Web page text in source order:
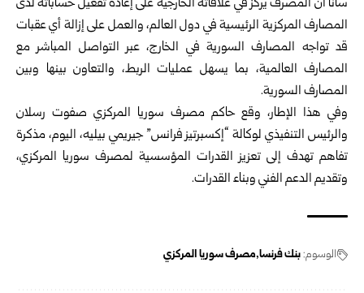
‏سانا أن المصرف يركز في علاقاته الخارجية على إعادة تفعيل حساباته لدى
‏المصارف المركزية الرئيسية في دول العالم، والعمل على إزالة أي عقبات
‏قد تواجه المصارف السورية في الخارج، عبر التواصل المباشر مع
‏المصارف العالمية، بما يسهل عمليات الربط، والتعاون بينها وبين
المصارف ‏السورية.‏
وفي هذا الإطار، وقع حاكم مصرف سوريا المركزي صفوت رسلان
‏والرئيس التنفيذي لوكالة “إكسبرتيز فرانس” جيريمي بيليه، اليوم، مذكرة
‏تفاهم تهدف إلى تعزيز القدرات المؤسسية لمصرف سوريا المركزي،
وتقديم ‏الدعم الفني وبناء القدرات.‏
الوسوم:بنك فرنسا مصرف سوريا المركزي